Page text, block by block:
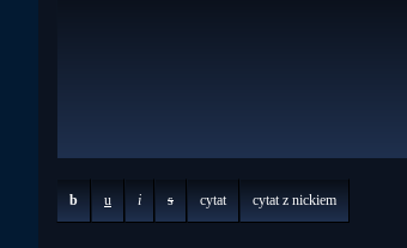
b u i s cytat cytat z nickiem